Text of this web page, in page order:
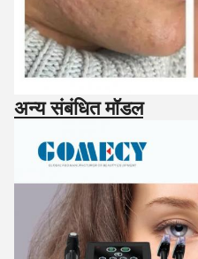
अन्य संबंधित मॉडल